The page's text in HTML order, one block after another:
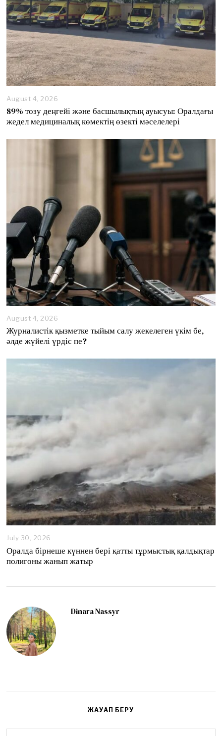
August 4, 2026
89% тозу деңгейі және басшылықтың ауысуы: Оралдағы
жедел медициналық көмектің өзекті мәселелері
August 4, 2026
g
u
6
Журналистік қызметке тыйым салу жекелеген үкім бе,
әлде жүйелі үрдіс пе?
July 30, 2026
Оралда бірнеше күннен бері қатты тұрмыстық қалдықтар
полигоны жанып жатыр
Dinara Nassyr
ЖАУАП БЕРУ